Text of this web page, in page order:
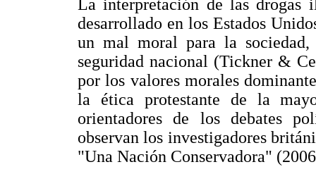
La interpretación de las drogas
desarrollado en los Estados
un mal moral para la
seguridad nacional (Tickner &
por los valores morales
la ética protestante de la
orientadores de los debates
observan los investigadores
"Una Nación Conservadora"